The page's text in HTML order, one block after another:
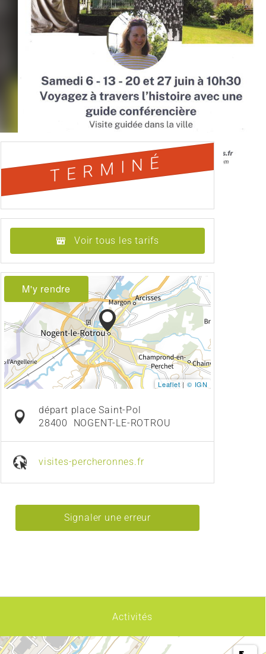
TERMINÉ
Voir tous les tarifs
M'y rendre
Leaflet | © IGN
départ place Saint-Pol
28400
NOGENT-LE-ROTROU
visites-percheronnes.fr
Signaler une erreur
Activités